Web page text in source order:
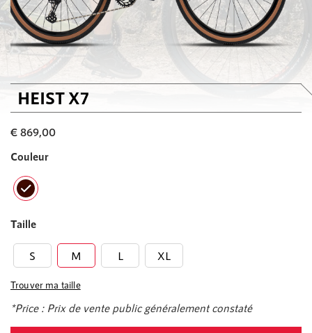
HEIST X7
€ 869,00
Couleur
Taille
S M L XL
Trouver ma taille
*Price : Prix de vente public généralement constaté